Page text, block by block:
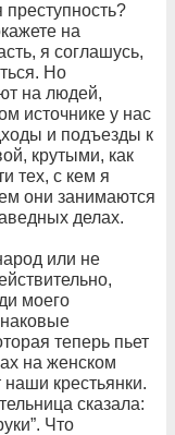
на
я соглашусь,
Но
на людей,
источнике у нас
и подъезды к
крутыми, как
тех, с кем я
они занимаются
делах.
или не
моего
теперь пьет
на женском
крестьянки.
сказала:
Что